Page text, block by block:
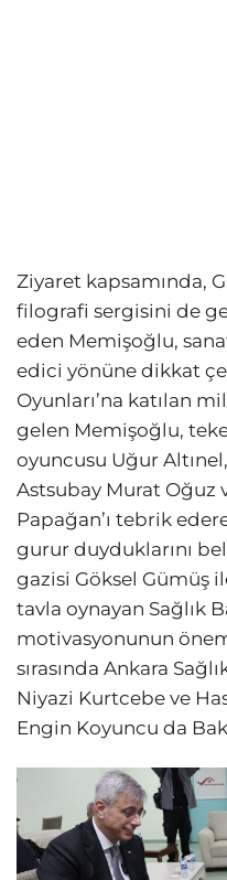
Ziyaret kapsamında,
filografi sergisini de
eden Memişoğlu,
edici yönüne dikkat
Oyunları’na katılan
gelen Memişoğlu,
oyuncusu Uğur
Astsubay Murat Oğuz
Papağan’ı tebrik
gurur duyduklarını
gazisi Göksel Gümüş
tavla oynayan Sağlık
motivasyonunun
sırasında Ankara
Niyazi Kurtcebe ve
Engin Koyuncu da